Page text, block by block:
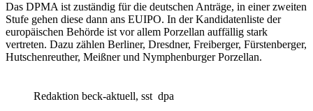
Das DPMA ist zuständig für die deutschen Anträge, in einer zweiten
Stufe gehen diese dann ans EUIPO. In der Kandidatenliste der
europäischen Behörde ist vor allem Porzellan auffällig stark
vertreten. Dazu zählen Berliner, Dresdner, Freiberger, Fürstenberger,
Hutschenreuther, Meißner und Nymphenburger Porzellan.
Redaktion beck-aktuell, sst dpa